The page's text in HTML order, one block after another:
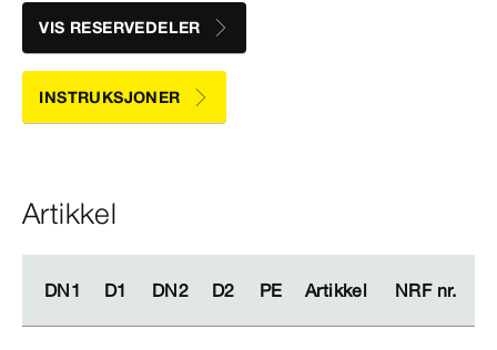
VIS RESERVEDELER
INSTRUKSJONER
Artikkel
DN1 D1 DN2 D2 PE Artikkel NRF nr.
DN1 D1 DN2 D2 PE Artikkel NRF nr.